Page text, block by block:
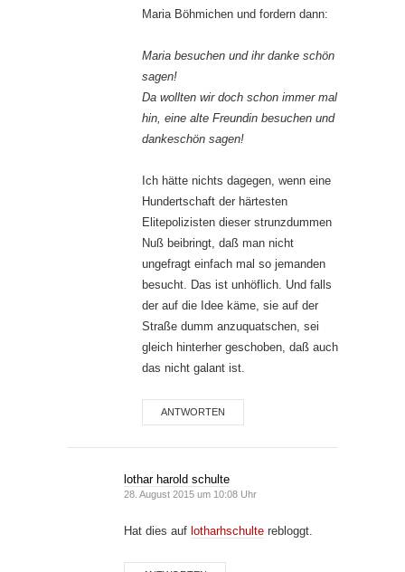
Maria Böhmichen und fordern dann:
Maria besuchen und ihr danke schön
sagen!
Da wollten wir doch schon immer mal
hin, eine alte Freundin besuchen und
dankeschön sagen!
Ich hätte nichts dagegen, wenn eine
Hundertschaft der härtesten
Elitepolizisten dieser strunzdummen
Nuß beibringt, daß man nicht
ungefragt einfach mal so jemanden
besucht. Das ist unhöflich. Und falls
der auf die Idee käme, sie auf der
Straße dumm anzuquatschen, sei
gleich hinterher geschoben, daß auch
das nicht galant ist.
ANTWORTEN
lothar harold schulte
28. August 2015 um 10:08 Uhr
Hat dies auf lotharhschulte rebloggt.